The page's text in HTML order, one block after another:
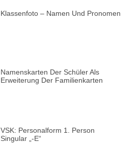
Klassenfoto – Namen Und Pronomen
Namenskarten Der Schüler Als
Erweiterung Der Familienkarten
VSK: Personalform 1. Person
Singular „-E“